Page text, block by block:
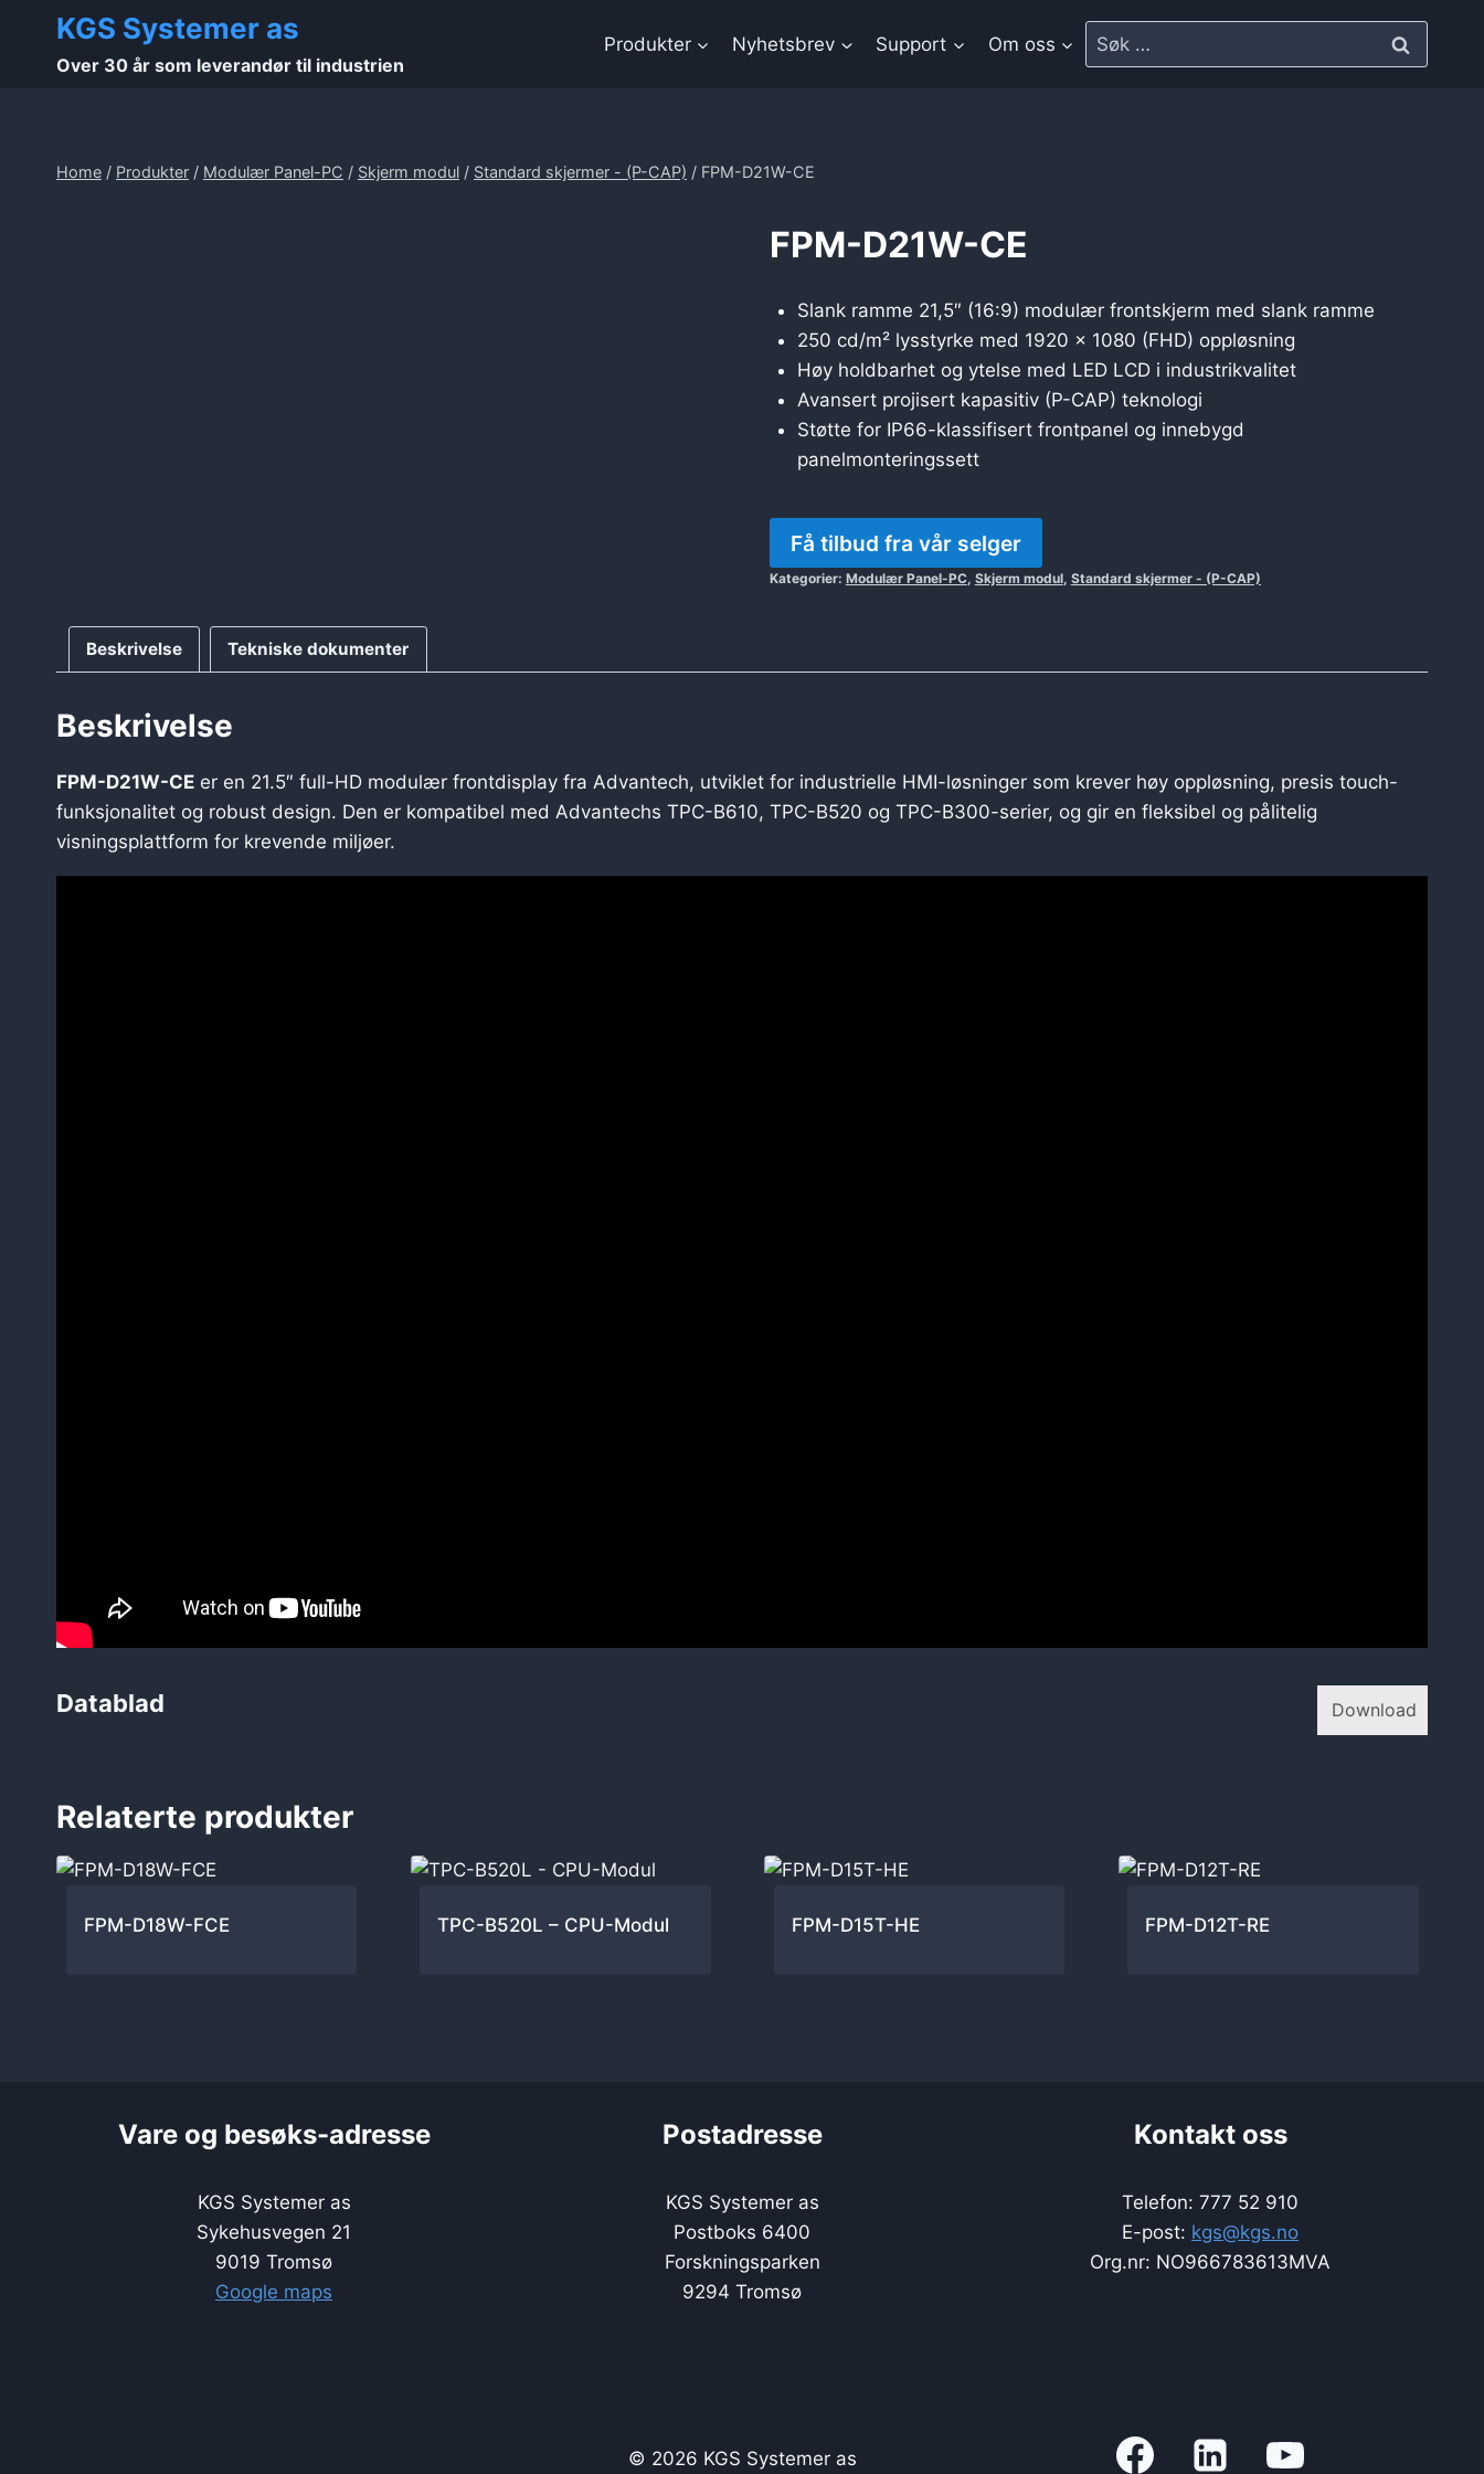
content
KGS Systemer as
Over 30 år som leverandør til industrien
Produkter Nyhetsbrev Support Om oss
Home / Produkter / Modulær Panel-PC / Skjerm modul / Standard skjermer - (P-CAP) / FPM-D21W-CE
FPM-D21W-CE
Slank ramme 21,5″ (16:9) modulær frontskjerm med slank ramme
250 cd/m² lysstyrke med 1920 x 1080 (FHD) oppløsning
Høy holdbarhet og ytelse med LED LCD i industrikvalitet
Avansert projisert kapasitiv (P-CAP) teknologi
Støtte for IP66-klassifisert frontpanel og innebygd
panelmonteringssett
Få tilbud fra vår selger
Kategorier: Modulær Panel-PC, Skjerm modul, Standard skjermer - (P-CAP)
Beskrivelse Tekniske dokumenter
Beskrivelse
FPM-D21W-CE er en 21.5″ full-HD modulær frontdisplay fra Advantech, utviklet for industrielle HMI-løsninger som krever høy oppløsning, presis touch-
funksjonalitet og robust design. Den er kompatibel med Advantechs TPC-B610, TPC-B520 og TPC-B300-serier, og gir en fleksibel og pålitelig
visningsplattform for krevende miljøer.
Datablad Download
Relaterte produkter
FPM-D18W-FCE TPC-B520L – CPU-Modul FPM-D15T-HE FPM-D12T-RE
Vare og besøks-adresse
KGS Systemer as
Sykehusvegen 21
9019 Tromsø
Google maps
Postadresse
KGS Systemer as
Postboks 6400
Forskningsparken
9294 Tromsø
Kontakt oss
Telefon: 777 52 910
E-post: kgs@kgs.no
Org.nr: NO966783613MVA
© 2026 KGS Systemer as